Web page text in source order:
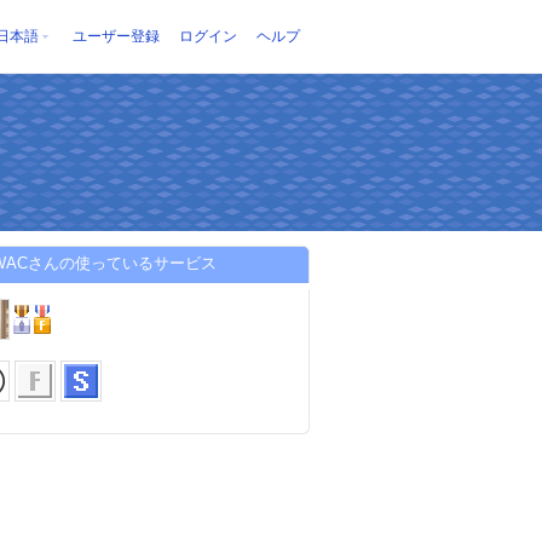
本語 ユーザー登録 ログイン ヘルプ
さんの使っているサービス